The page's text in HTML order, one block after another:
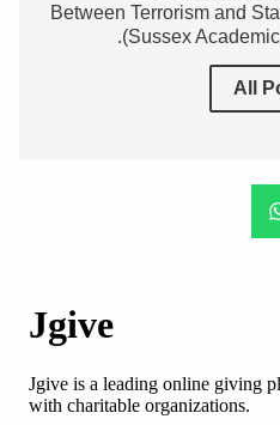
Between Terrorism and
(Sussex
All